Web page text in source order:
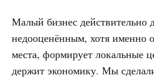
Малый бизнес действительно
недооценённым, хотя именно
места, формирует локальные
держит экономику. Мы